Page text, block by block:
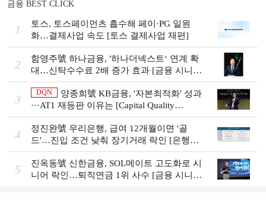
금융 BEST CLICK
1
토스, 토스페이먼츠 흡수해 페이·PG 일원
화…결제사업 속도 [토스 결제사업 재편]
2
함영주號 하나금융, '하나더넥스트‘ 연계 확
대…신탁수수료 2배 증가 효과 [금융 시니어
비즈니스 돋보기]
3
DQN
양종희號 KB금융, '자본최적화' 성과
···AT1 재등판 이유는 [Capital Quality
Review]]
4
정진완號 우리은행, 급여 12개월이면 '골
드'…진입 조건 낮춰 장기거래 락인 [은행권
머니무브 대응 전략]
5
진옥동號 신한금융, SOL메이트 고도화로 시
니어 락인…퇴직연금 1위 사수 [금융 시니어